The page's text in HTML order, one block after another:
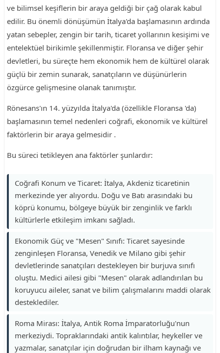
ve bilimsel keşiflerin bir araya geldiği bir çağ olarak kabul
edilir. Bu önemli dönüşümün İtalya'da başlamasının ardında
yatan sebepler, zengin bir tarih, ticaret yollarının kesişimi ve
entelektüel birikimle şekillenmiştir. Floransa ve diğer şehir
devletleri, bu süreçte hem ekonomik hem de kültürel olarak
güçlü bir zemin sunarak, sanatçıların ve düşünürlerin
özgürce gelişmesine olanak tanımıştır.
Rönesans'ın 14. yüzyılda İtalya'da (özellikle Floransa 'da)
başlamasının temel nedenleri coğrafi, ekonomik ve kültürel
faktörlerin bir araya gelmesidir .
Bu süreci tetikleyen ana faktörler şunlardır:
Coğrafi Konum ve Ticaret: İtalya, Akdeniz ticaretinin
merkezinde yer alıyordu. Doğu ve Batı arasındaki bu
köprü konumu, bölgeye büyük bir zenginlik ve farklı
kültürlerle etkileşim imkanı sağladı.
Ekonomik Güç ve "Mesen" Sınıfı: Ticaret sayesinde
zenginleşen Floransa, Venedik ve Milano gibi şehir
devletlerinde sanatçıları destekleyen bir burjuva sınıfı
oluştu. Medici ailesi gibi "Mesen" olarak adlandırılan bu
koruyucu aileler, sanat ve bilim çalışmalarını maddi olarak
desteklediler.
Roma Mirası: İtalya, Antik Roma İmparatorluğu'nun
merkeziydi. Topraklarındaki antik kalıntılar, heykeller ve
yazmalar, sanatçılar için doğrudan bir ilham kaynağı ve